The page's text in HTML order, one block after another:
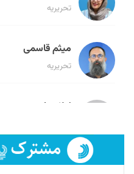
تحریریه
میثم قاسمی
تحریریه
لیلا حنارود
فائزه فتحی رستمی